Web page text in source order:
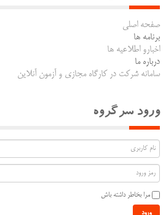
صفحه اصلی
برنامه ها
اخبارو اطلاعیه ها
درباره ما
سامانه شرکت در کارگاه مجازی و آزمون آنلاین
ورود سرگروه
مرا بخاطر داشته باش
ورود